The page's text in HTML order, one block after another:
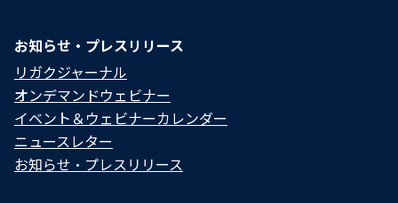
お知らせ・プレスリリース
リガクジャーナル
オンデマンドウェビナー
イベント＆ウェビナーカレンダー
ニュースレター
お知らせ・プレスリリース